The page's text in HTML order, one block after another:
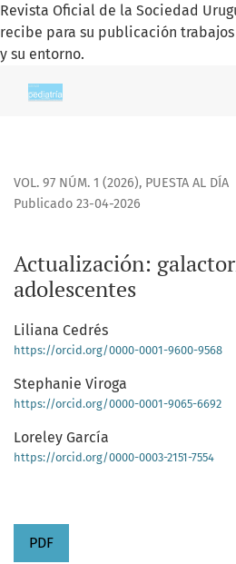
Revista Oficial de la Sociedad
recibe para su publicación
y su entorno.
VOL. 97 NÚM. 1 (2026), PUESTA AL DÍA
Actualización:
adolescentes
Publicado 23-04-2026
Liliana Cedrés
https://orcid.org/0000-0001-9600-9568
Stephanie Viroga
https://orcid.org/0000-0001-9065-6692
Loreley García
https://orcid.org/0000-0003-2151-7554
PDF